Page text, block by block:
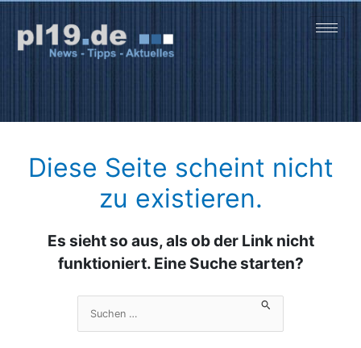
Zum
springen
Diese Seite scheint nicht
zu existieren.
Es sieht so aus, als ob der Link nicht
funktioniert. Eine Suche starten?
nach: